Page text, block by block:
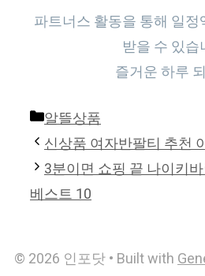
파트너스 활동을 통해 일
받을 수 있습
즐거운 하루
Categories
알뜰상품
신상품 여자반팔티 추천
3분이면 쇼핑 끝 나이키
베스트 10
© 2026 인포닷• Built with